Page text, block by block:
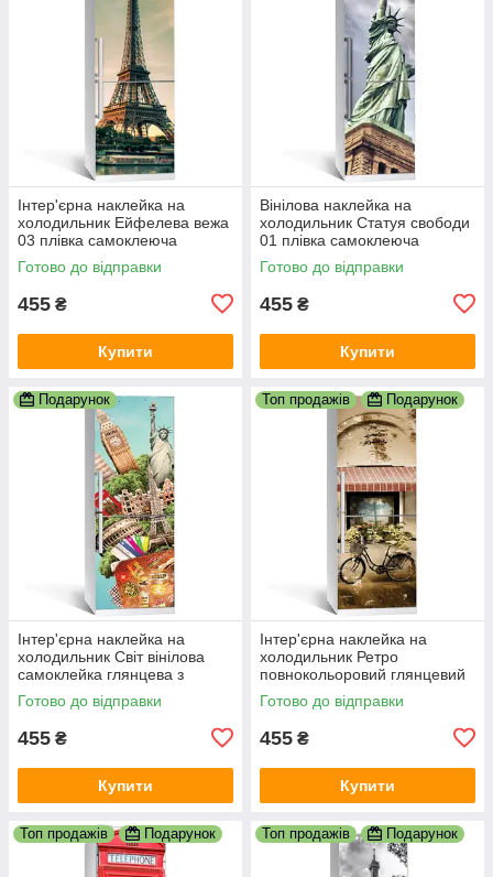
Інтер'єрна наклейка на
холодильник Ейфелева вежа
03 плівка самоклеюча
глянсова з ламінацією
600х1800 мм
Готово до відправки
455 ₴
Купити
Вінілова наклейка на
холодильник Статуя свободи
01 плівка самоклеюча
глянсова з ламінацією
600х1800 мм
Готово до відправки
455 ₴
Купити
Подарунок
Інтер'єрна наклейка на
холодильник Світ вінілова
самоклейка глянцева з
ламінацією 600х1800 мм
Готово до відправки
455 ₴
Купити
Топ продажів Подарунок
Інтер'єрна наклейка на
холодильник Ретро
повнокольоровий глянцевий
друк з ламінацією 600х1800
мм
Готово до відправки
455 ₴
Купити
Топ продажів Подарунок Топ продажів Подарунок